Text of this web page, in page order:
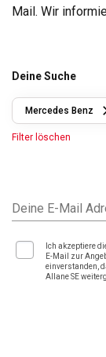
Mail. Wir
Deine Suche
Mercedes Benz
Filter löschen
Deine E-Mail
Ich akzeptiere
E-Mail zur
einverstanden,
Allane SE